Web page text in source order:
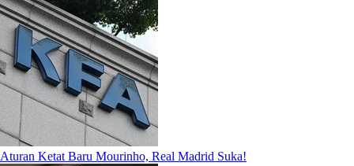
Aturan Ketat Baru Mourinho, Real Madrid Suka!